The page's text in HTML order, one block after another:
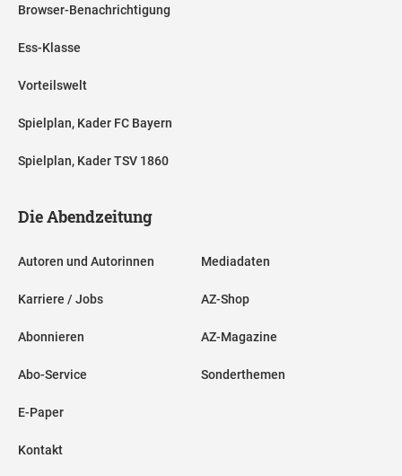
Browser-Benachrichtigung
Ess-Klasse
Vorteilswelt
Spielplan, Kader FC Bayern
Spielplan, Kader TSV 1860
Die Abendzeitung
Autoren und Autorinnen
Karriere / Jobs
Abonnieren
Abo-Service
E-Paper
Kontakt
Mediadaten
AZ-Shop
AZ-Magazine
Sonderthemen